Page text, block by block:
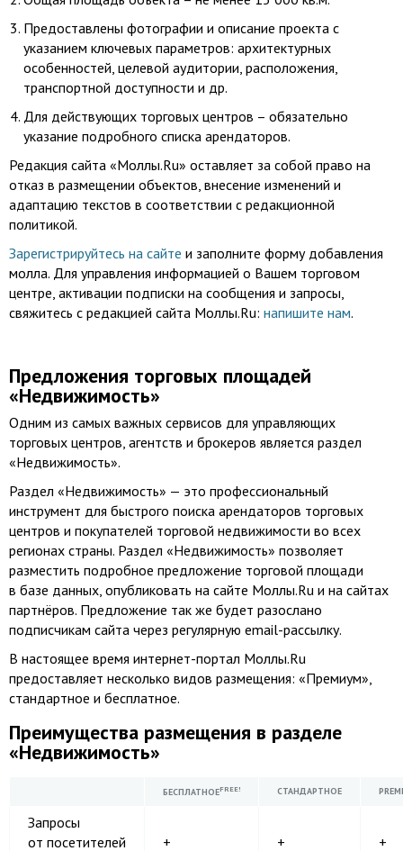
Предоставлены фотографии и описание проекта с
указанием ключевых параметров: архитектурных
особенностей, целевой аудитории, расположения,
транспортной доступности и др.
Для действующих торговых центров – обязательно
указание подробного списка арендаторов.
Редакция сайта «Моллы.Ru» оставляет за собой право на
отказ в размещении объектов, внесение изменений и
адаптацию текстов в соответствии с редакционной
политикой.
Зарегистрируйтесь на сайте и заполните форму добавления
молла. Для управления информацией о Вашем торговом
центре, активации подписки на сообщения и запросы,
свяжитесь с редакцией сайта Моллы.Ru: напишите нам.
Предложения торговых площадей
«Недвижимость»
Одним из самых важных сервисов для управляющих
торговых центров, агентств и брокеров является раздел
«Недвижимость».
Раздел «Недвижимость» — это профессиональный
инструмент для быстрого поиска арендаторов торговых
центров и покупателей торговой недвижимости во всех
регионах страны. Раздел «Недвижимость» позволяет
разместить подробное предложение торговой площади
в базе данных, опубликовать на сайте Моллы.Ru и на сайтах
партнёров. Предложение так же будет разослано
подписчикам сайта через регулярную email-рассылку.
В настоящее время интернет-портал Моллы.Ru
предоставляет несколько видов размещения: «Премиум»,
стандартное и бесплатное.
Преимущества размещения в разделе
«Недвижимость»
БЕСПЛАТНОЕFREE! СТАНДАРТНОЕ
Запросы
от посетителей
+ + +